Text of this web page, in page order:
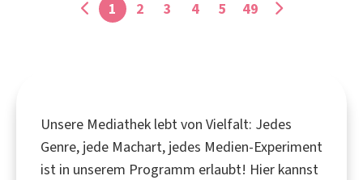
1 2 3 4 5 49
Unsere Mediathek lebt von Vielfalt: Jedes
Genre, jede Machart, jedes Medien-Experiment
ist in unserem Programm erlaubt! Hier kannst